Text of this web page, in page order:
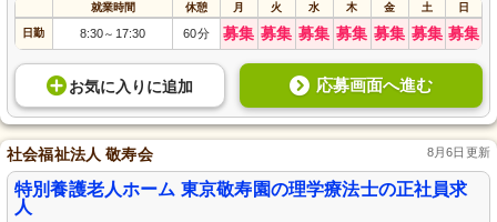
就業時間 休憩 月 火 水 木 金 土 日
日勤 8:30～ 17:30 60分 募集 募集 募集 募集 募集 募集 募集
お気に入り に追加 応募画面へ進む
社会福祉法人 敬寿会 8月6日更新
特別養護老人ホーム 東京敬寿園の理学療法士の正社員求
人